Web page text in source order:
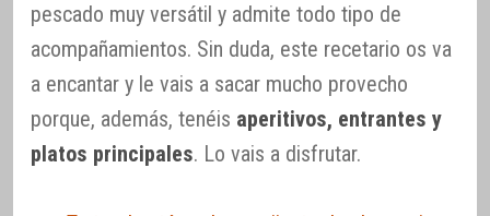
pescado muy versátil y admite todo tipo de
acompañamientos. Sin duda, este recetario os va
a encantar y le vais a sacar mucho provecho
porque, además, tenéis aperitivos, entrantes y
platos principales. Lo vais a disfrutar.